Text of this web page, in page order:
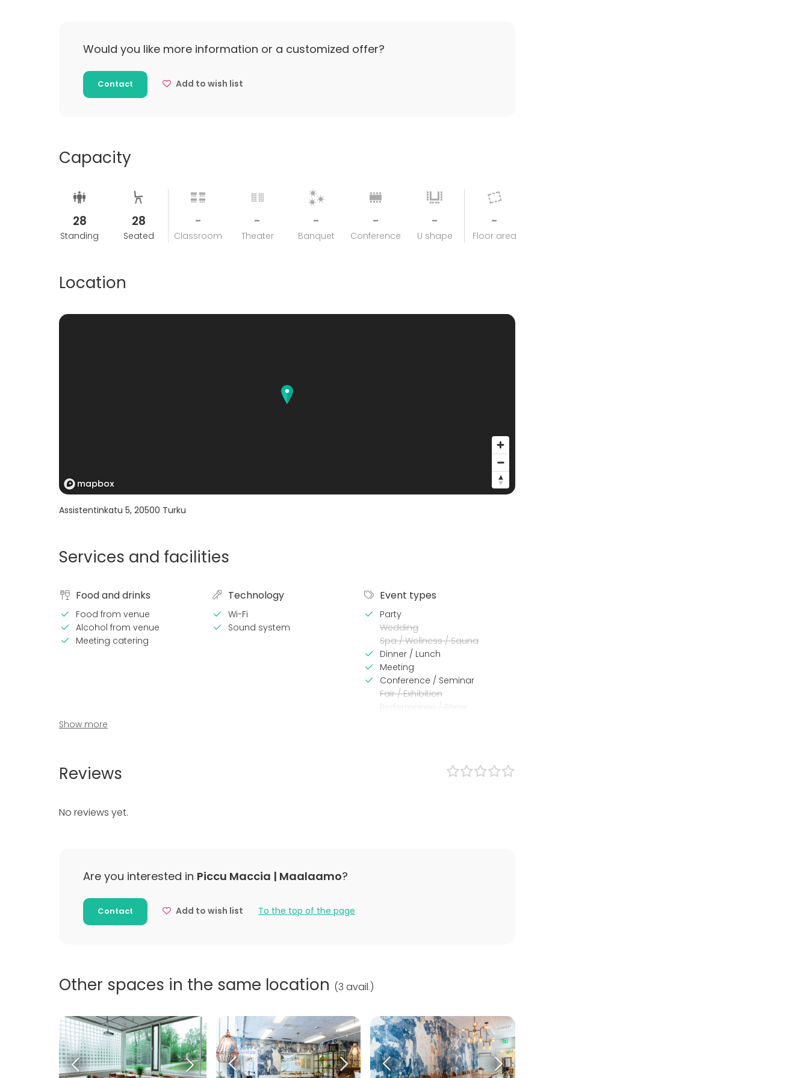
Would you like more information or a customized offer?
Contact Add to wish list
Capacity
28
Standing
28
Seated
-
Classroom
-
Theater
-
Banquet
-
Conference
-
U shape
-
Floor area
Location
Assistentinkatu 5, 20500 Turku
Services and facilities
Food and drinks
Food from venue
Alcohol from venue
Meeting catering
Technology
Wi-Fi
Sound system
Event types
Party
Wedding
Spa / Wellness / Sauna
Dinner / Lunch
Meeting
Conference / Seminar
Fair / Exhibition
Performance / Show
Meeting room
Show more
Reviews
No reviews yet.
Are you interested in Piccu Maccia | Maalaamo?
Contact Add to wish list To the top of the page
Other spaces in the same location (3 avail.)